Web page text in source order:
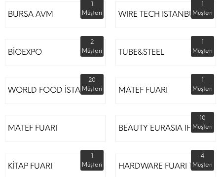
BURSA AVM
1
Müşteri
WIRE TECH ISTANBUL
1
Müşteri
BİOEXPO
2
Müşteri
TUBE&STEEL
1
Müşteri
WORLD FOOD İSTANBUL
20
Müşteri
MATEF FUARI
1
Müşteri
MATEF FUARI BEAUTY EURASIA IFM
10
Müşteri
KİTAP FUARI
1
Müşteri
HARDWARE FUARI TÜYAP
4
Müşteri